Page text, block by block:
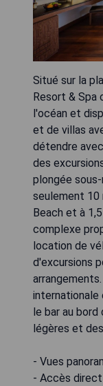
Situé sur la
Resort & Spa
l'océan et
et de villas
détendre
des
plongée sous-
seulement 10
Beach et à
complexe
location de
d'excursions
internationale
le bar au
légères et
- Vues
- Accès